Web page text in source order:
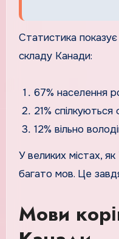
Статистика
складу Канади:
67% населення
21%
12% вільно
У великих містах,
багато мов. Це
Мови